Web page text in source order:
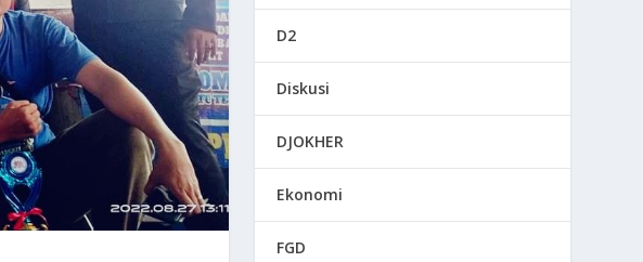
D2
Diskusi
DJOKHER
Ekonomi
FGD